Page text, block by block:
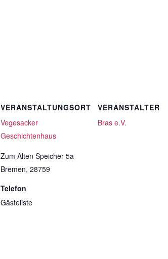
VERANSTALTUNGSORT
Vegesacker
Geschichtenhaus
Zum Alten Speicher 5a
Bremen, 28759
Telefon
Gästeliste
VERANSTALTER
Bras e.V.